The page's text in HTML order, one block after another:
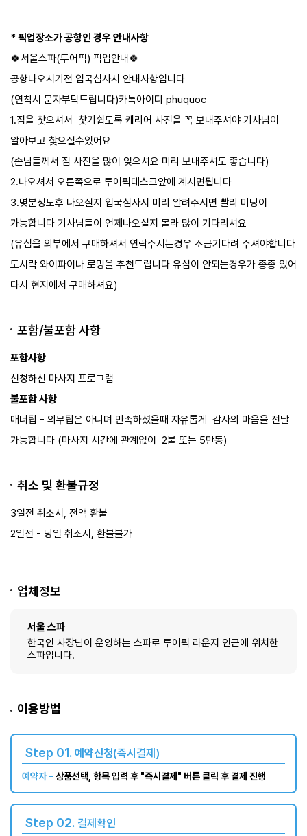
* 픽업장소가 공항인 경우 안내사항
🍀서울스파(투어픽) 픽업안내🍀
공항나오시기전 입국심사시 안내사항입니다
(연착시 문자부탁드립니다)카톡아이디 phuquoc
1.짐을 찿으셔서 찿기쉽도록 캐리어 사진을 꼭 보내주셔야 기사님이
알아보고 찿으실수있어요
(손님들께서 짐 사진을 많이 잊으셔요 미리 보내주셔도 좋습니다)
2.나오셔서 오른쪽으로 투어픽데스크앞에 계시면됩니다
3.몇분정도후 나오실지 입국심사시 미리 알려주시면 빨리 미팅이
가능합니다 기사님들이 언제나오실지 몰라 많이 기다리셔요
(유심을 외부에서 구매하셔서 연락주시는경우 조금기다려 주셔야합니다
도시락 와이파이나 로밍을 추천드립니다 유심이 안되는경우가 종종 있어
다시 현지에서 구매하셔요)​
포함/불포함 사항
포함사항
신청하신 마사지 프로그램
불포함 사항
매너팁 - 의무팁은 아니며 만족하셨을때 자유롭게 감사의 마음을 전달
가능합니다 (마사지 시간에 관계없이 2불 또는 5만동)​
취소 및 환불규정
3일전 취소시, 전액 환불
2일전 - 당일 취소시, 환불불가​
업체정보
서울 스파
한국인 사장님이 운영하는 스파로 투어픽 라운지 인근에 위치한
스파입니다.
이용방법
Step 01. 예약신청(즉시결제)
예약자 - 상품선택, 항목 입력 후 "즉시결제" 버튼 클릭 후 결제 진행
Step 02. 결제확인